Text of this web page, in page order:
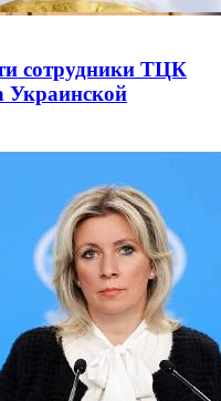
сотрудники ТЦК
Украинской